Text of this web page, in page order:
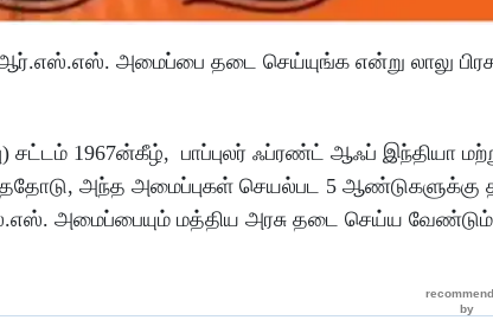
அமைப்பை தடை செய்யுங்க என்று லாலு
1967ன்கீழ், பாப்புலர் ஃப்ரண்ட் ஆஃப் இந்தியா
அந்த அமைப்புகள் செயல்பட 5 ஆண்டுகளுக்கு
அமைப்பையும் மத்திய அரசு தடை செய்ய